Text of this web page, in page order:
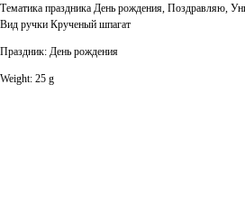
Тематика праздника День рождения, Поздравляю,
Вид ручки Крученый шпагат
Праздник: День рождения
Weight: 25 g